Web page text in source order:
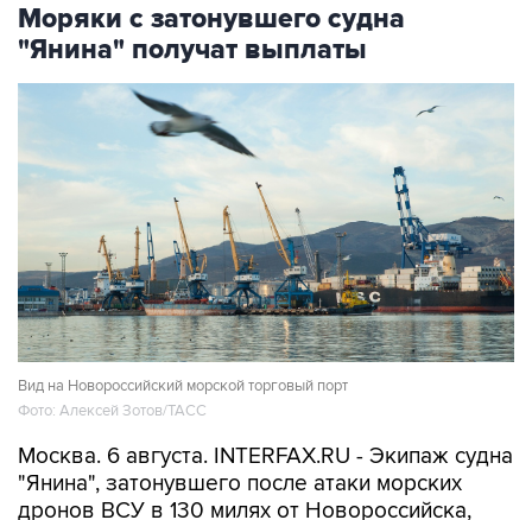
Моряки с затонувшего судна
"Янина" получат выплаты
Вид на Новороссийский морской торговый порт
Фото: Алексей Зотов/ТАСС
Москва. 6 августа. INTERFAX.RU - Экипаж судна
"Янина", затонувшего после атаки морских
дронов ВСУ в 130 милях от Новороссийска,